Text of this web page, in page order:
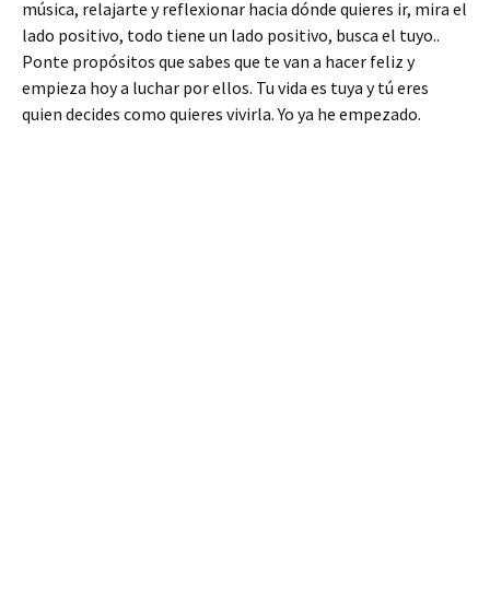
música, relajarte y reflexionar hacia dónde quieres ir, mira el
lado positivo, todo tiene un lado positivo, busca el tuyo..
Ponte propósitos que sabes que te van a hacer feliz y
empieza hoy a luchar por ellos. Tu vida es tuya y tú eres
quien decides como quieres vivirla. Yo ya he empezado.